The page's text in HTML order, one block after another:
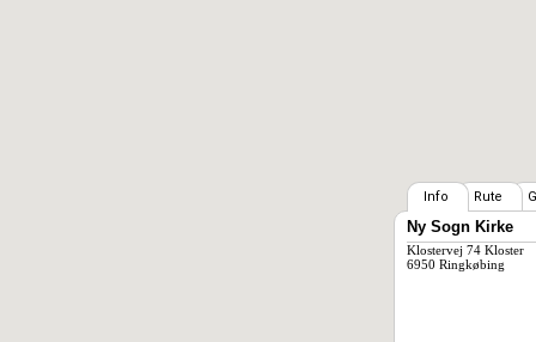
Info Rute
Ny Sogn Kirke
Klostervej 74 Kloster
6950 Ringkøbing